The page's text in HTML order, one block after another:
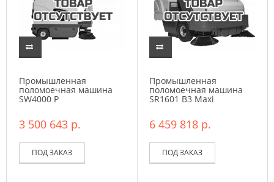
Промышленная
поломоечная машина
SW4000 P
3 500 643 р.
ПОД ЗАКАЗ
Промышленная
поломоечная машина
SR1601 B3 Maxi
6 459 818 р.
ПОД ЗАКАЗ